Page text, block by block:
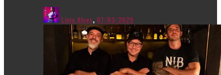
Livia Alves, 07/03/2025